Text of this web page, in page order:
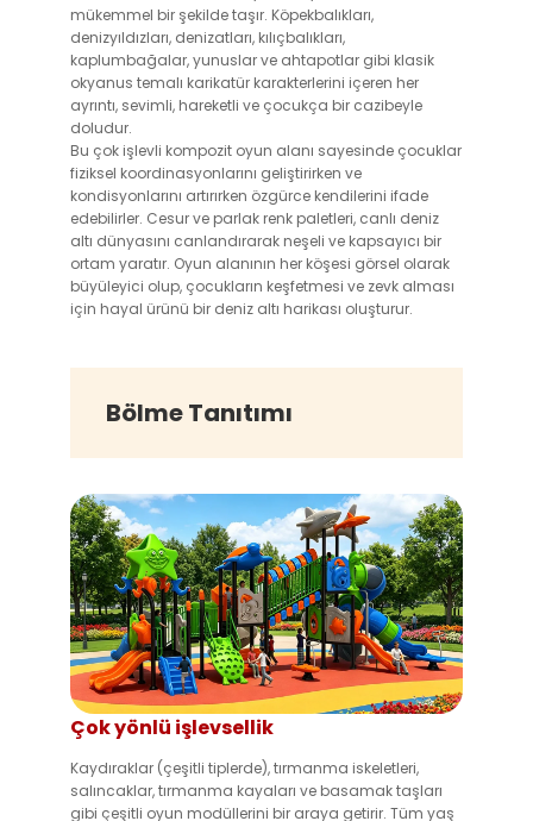
mükemmel bir şekilde taşır. Köpekbalıkları,
denizyıldızları, denizatları, kılıçbalıkları,
kaplumbağalar, yunuslar ve ahtapotlar gibi klasik
okyanus temalı karikatür karakterlerini içeren her
ayrıntı, sevimli, hareketli ve çocukça bir cazibeyle
doludur.
Bu çok işlevli kompozit oyun alanı sayesinde çocuklar
fiziksel koordinasyonlarını geliştirirken ve
kondisyonlarını artırırken özgürce kendilerini ifade
edebilirler. Cesur ve parlak renk paletleri, canlı deniz
altı dünyasını canlandırarak neşeli ve kapsayıcı bir
ortam yaratır. Oyun alanının her köşesi görsel olarak
büyüleyici olup, çocukların keşfetmesi ve zevk alması
için hayal ürünü bir deniz altı harikası oluşturur.
Bölme Tanıtımı
Çok yönlü işlevsellik
Kaydıraklar (çeşitli tiplerde), tırmanma iskeletleri,
salıncaklar, tırmanma kayaları ve basamak taşları
gibi çeşitli oyun modüllerini bir araya getirir. Tüm yaş